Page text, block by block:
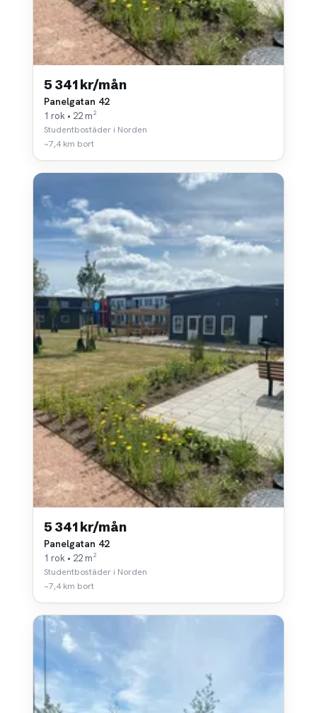
5 341 kr/mån
Panelgatan 42
1 rok • 22 m²
Studentbostäder i Norden
~7,4 km bort
5 341 kr/mån
Panelgatan 42
1 rok • 22 m²
Studentbostäder i Norden
~7,4 km bort